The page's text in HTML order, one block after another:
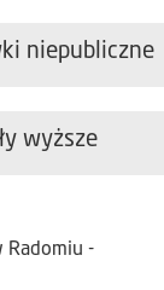
niepubliczne
wyższe
Radomiu -